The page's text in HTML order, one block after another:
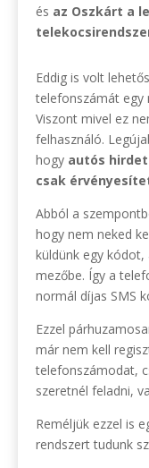
és az Oszkárt a
Eddig is volt
telefonszámát egy
Viszont mivel ez
felhasználó.
hogy autós
csak
Abból a
hogy nem neked
küldünk egy
mezőbe. Így a
normál díjas SMS
Ezzel
már nem kell
telefonszámodat,
szeretnél feladni,
Reméljük ezzel is
rendszert tudunk